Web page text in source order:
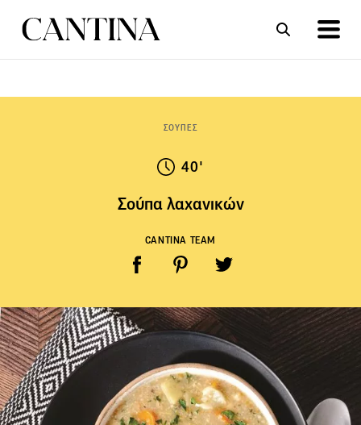
ΣΟΥΠΕΣ
40'
Σούπα λαχανικών
CANTINA TEAM